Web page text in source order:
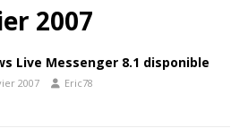
2007
Live Messenger 8.1 disponible
2007 Eric78